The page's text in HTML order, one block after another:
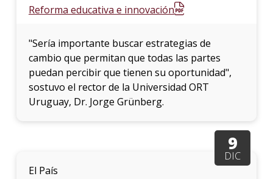
Reforma educativa e innovación
"Sería importante buscar estrategias de
cambio que permitan que todas las partes
puedan percibir que tienen su oportunidad",
sostuvo el rector de la Universidad ORT
Uruguay, Dr. Jorge Grünberg.
9
DIC
El País